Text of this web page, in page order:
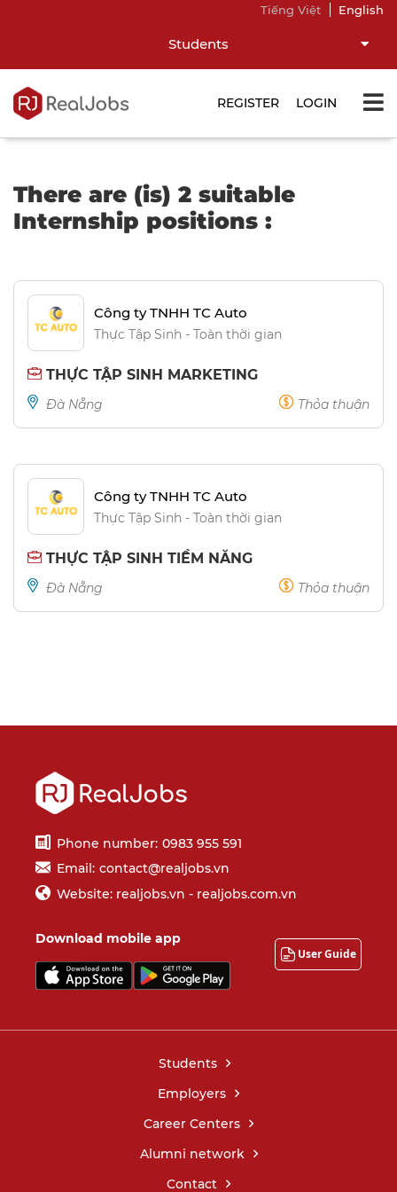
Students
Tiếng Việt English
REGISTER LOGIN
There are (is) 2 suitable
Internship positions :
Công ty TNHH TC Auto
Thực Tập Sinh - Toàn thời gian
THỰC TẬP SINH MARKETING
Đà Nẵng Thỏa thuận
Công ty TNHH TC Auto
Thực Tập Sinh - Toàn thời gian
THỰC TẬP SINH TIỀM NĂNG
Đà Nẵng Thỏa thuận
Phone number: 0983 955 591
Email: contact@realjobs.vn
Website: realjobs.vn - realjobs.com.vn
Download mobile app
User Guide
Students
Employers
Career Centers
Alumni network
Contact